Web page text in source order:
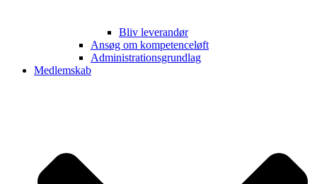
Bliv leverandør
Ansøg om kompetenceløft
Administrationsgrundlag
Medlemskab